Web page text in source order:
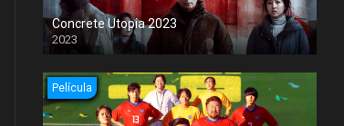
Concrete Utopia 2023
2023
Película